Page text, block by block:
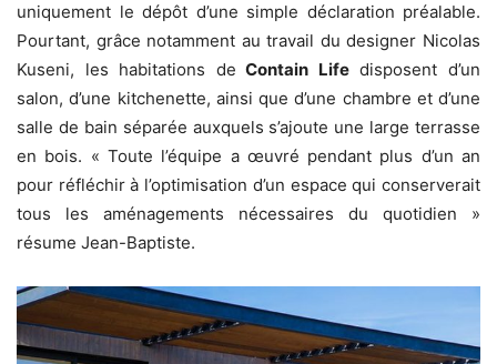
uniquement le dépôt d’une simple déclaration préalable.
Pourtant, grâce notamment au travail du designer Nicolas
Kuseni, les habitations de Contain Lifedisposent d’un
salon, d’une kitchenette, ainsi que d’une chambre et d’une
salle de bain séparée auxquels s’ajoute une large terrasse
en bois. « Toute l’équipe a œuvré pendant plus d’un an
pour réfléchir à l’optimisation d’un espace qui conserverait
tous les aménagements nécessaires du quotidien »
résume Jean-Baptiste.